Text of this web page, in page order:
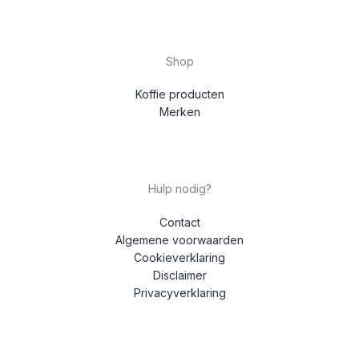
Shop
Koffie producten
Merken
Hulp nodig?
Contact
Algemene voorwaarden
Cookieverklaring
Disclaimer
Privacyverklaring